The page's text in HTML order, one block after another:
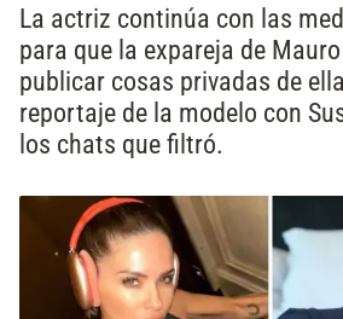
La actriz continúa con las
para que la expareja de
publicar cosas privadas de
reportaje de la modelo con
los chats que filtró.